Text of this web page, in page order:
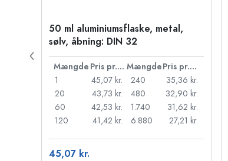
50 ml aluminiumsflaske, metal,
sølv, åbning: DIN 32
Mængde Pris pr. stk. Mængde
Pris pr. stk.
1
45,07 kr.
20
43,73 kr.
60
42,53 kr.
120
41,42 kr.
240
35,36 kr.
480
32,90 kr.
1.740
31,62 kr.
6.880
27,21 kr.
45,07 kr.